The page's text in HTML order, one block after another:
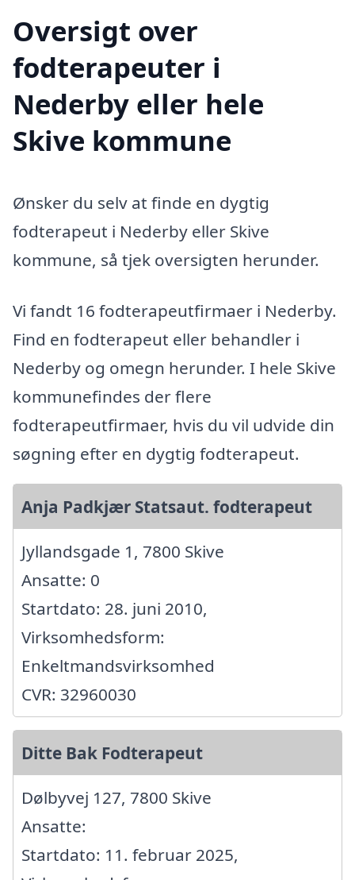
Oversigt over
fodterapeuter i
Nederby eller hele
Skive kommune
Ønsker du selv at finde en dygtig
fodterapeut i Nederby eller Skive
kommune, så tjek oversigten herunder.
Vi fandt 16 fodterapeutfirmaer i Nederby.
Find en fodterapeut eller behandler i
Nederby og omegn herunder. I hele Skive
kommunefindes der flere
fodterapeutfirmaer, hvis du vil udvide din
søgning efter en dygtig fodterapeut.
Anja Padkjær Statsaut. fodterapeut
Jyllandsgade 1, 7800 Skive
Ansatte: 0
Startdato: 28. juni 2010,
Virksomhedsform:
Enkeltmandsvirksomhed
CVR: 32960030
Ditte Bak Fodterapeut
Dølbyvej 127, 7800 Skive
Ansatte:
Startdato: 11. februar 2025,